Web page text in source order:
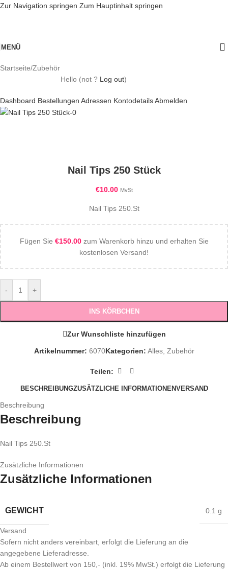
Zur Navigation springen Zum Hauptinhalt springen
MENÜ
Startseite/Zubehör
Hello (not ? Log out)
Dashboard Bestellungen Adressen KontodetailsAbmelden
Nail Tips 250 Stück
€10.00 MvSt
Nail Tips 250.St
Fügen Sie €150.00zum Warenkorb hinzu und erhalten Sie
kostenlosen Versand!
- +
INS KÖRBCHEN
Zur Wunschliste hinzufügen
Artikelnummer: 6070Kategorien: Alles, Zubehör
Teilen:
BESCHREIBUNGZUSÄTZLICHE INFORMATIONENVERSAND
Beschreibung
Beschreibung
Nail Tips 250.St
Zusätzliche Informationen
Zusätzliche Informationen
GEWICHT 0.1 g
Versand
Sofern nicht anders vereinbart, erfolgt die Lieferung an die
angegebene Lieferadresse.
Ab einem Bestellwert von 150,- (inkl. 19% MwSt.) erfolgt die Lieferung